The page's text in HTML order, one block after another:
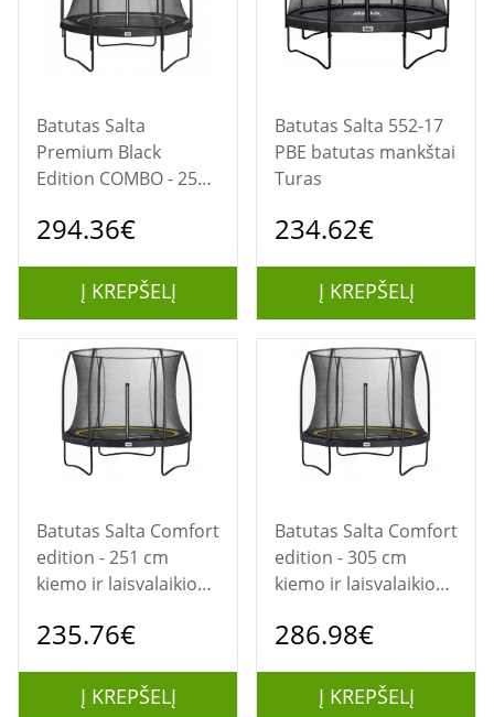
Batutas Salta
Premium Black
Edition COMBO - 251
laisvalaikio batutas
294.36€
Į KREPŠELĮ
Batutas Salta 552-17
PBE batutas mankštai
Turas
234.62€
Į KREPŠELĮ
Batutas Salta Comfort
edition - 251 cm
kiemo ir laisvalaikio
235.76€
Į KREPŠELĮ
Batutas Salta Comfort
edition - 305 cm
kiemo ir laisvalaikio
286.98€
Į KREPŠELĮ